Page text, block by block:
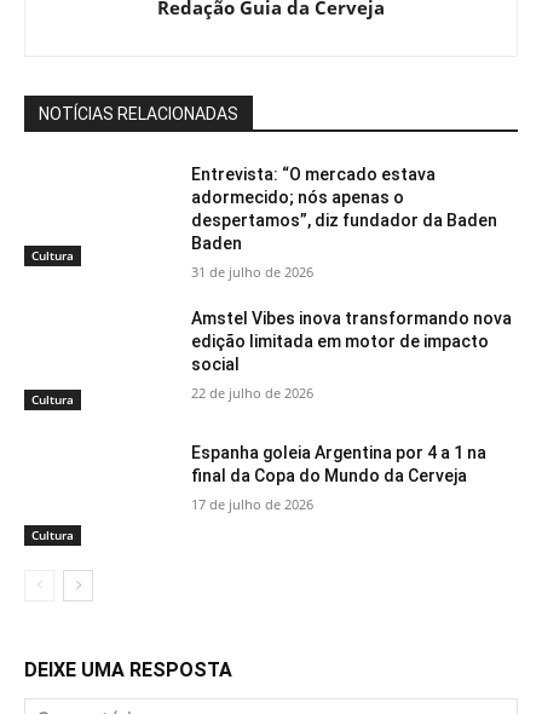
Redação Guia da Cerveja
NOTÍCIAS RELACIONADAS
Cultura
Entrevista: “O mercado estava
adormecido; nós apenas o
despertamos”, diz fundador da Baden
Baden
31 de julho de 2026
Cultura
Amstel Vibes inova transformando nova
edição limitada em motor de impacto
social
22 de julho de 2026
Cultura
Espanha goleia Argentina por 4 a 1 na
final da Copa do Mundo da Cerveja
17 de julho de 2026
DEIXE UMA RESPOSTA